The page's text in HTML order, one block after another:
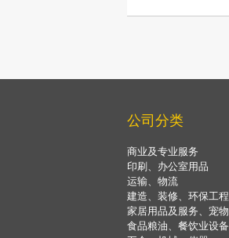
公司分类
商业及专业服务
印刷、办公室用品
运输、物流
建造、装修、环保工程
家居用品及服务、宠物
食品粮油、餐饮业设备